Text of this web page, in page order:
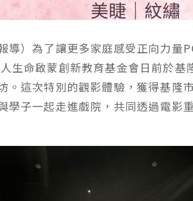
報導）為了讓更多家庭感受正向力
生命啟蒙創新教育基金會日前於基
。這次特別的觀影體驗，獲得基隆
學子一起走進戲院，共同透過電影